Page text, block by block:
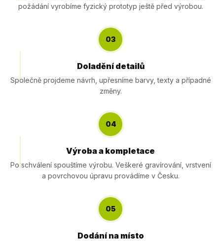
požádání vyrobíme fyzický prototyp ještě před výrobou.
03
Doladění detailů
Společně projdeme návrh, upřesníme barvy, texty a případné
změny.
04
Výroba a kompletace
Po schválení spouštíme výrobu. Veškeré gravírování, vrstvení
a povrchovou úpravu provádíme v Česku.
05
Dodání na místo